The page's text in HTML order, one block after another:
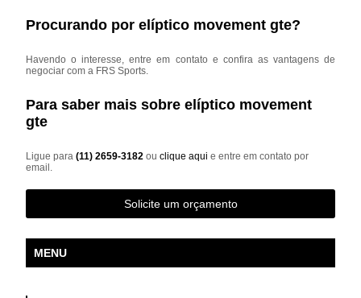
Procurando por elíptico movement gte?
Havendo o interesse, entre em contato e confira as vantagens de
negociar com a FRS Sports.
Para saber mais sobre elíptico movement
gte
Ligue para(11) 2659-3182ouclique aqui e entre em contato por
email.
Solicite um orçamento
MENU